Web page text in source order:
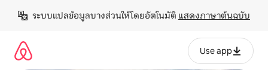
เนื้อหา
ระบบแปลข้อมูลบางส่วนให้โดยอัตโนมัติ แสดงภาษาต้นฉบับ
Use app